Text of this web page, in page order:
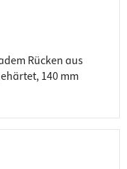
Rücken aus
140 mm